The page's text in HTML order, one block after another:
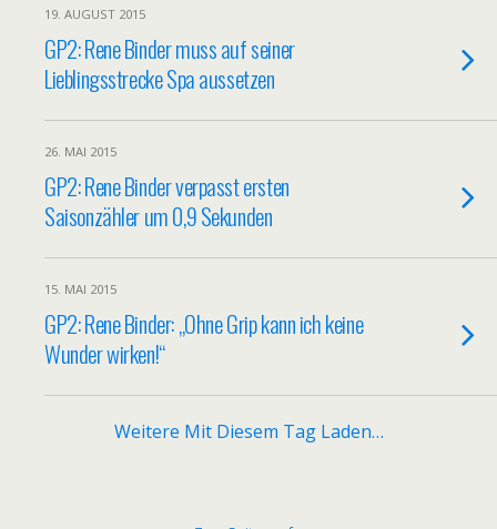
19. AUGUST 2015
GP2: Rene Binder muss auf seiner
Lieblingsstrecke Spa aussetzen
26. MAI 2015
GP2: Rene Binder verpasst ersten
Saisonzähler um 0,9 Sekunden
15. MAI 2015
GP2: Rene Binder: „Ohne Grip kann ich keine
Wunder wirken!“
Weitere Mit Diesem Tag Laden…